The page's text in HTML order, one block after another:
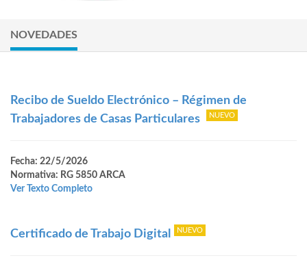
NOVEDADES
Recibo de Sueldo Electrónico – Régimen de
Trabajadores de Casas Particulares
Fecha: 22/5/2026
Normativa: RG 5850 ARCA
Ver Texto Completo
Certificado de Trabajo Digital